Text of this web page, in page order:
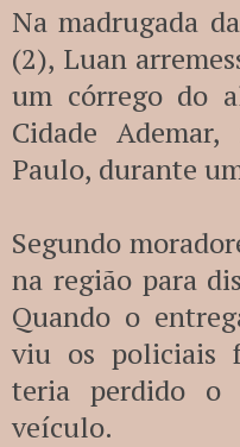
Na madrugada
(2), Luan
um córrego do
Cidade
Paulo, durante
Segundo
na região para
Quando o
viu os policiais
teria perdido o
veículo.